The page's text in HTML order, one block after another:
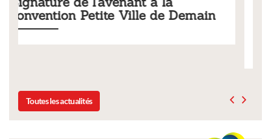
municipaux
Toutes les actualités